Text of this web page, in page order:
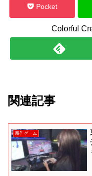
Pocket
Colorful
関連記事
新作ゲーム